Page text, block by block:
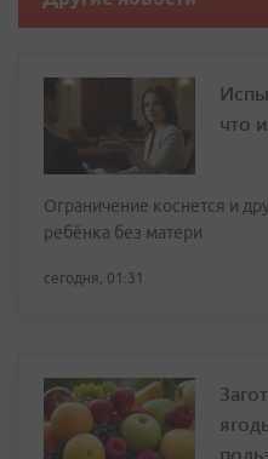
что
Ограничение коснется и
ребёнка без матери
сегодня, 01:31